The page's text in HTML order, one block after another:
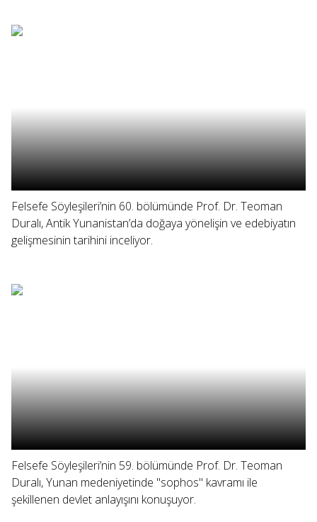
Felsefe Söyleşileri’nin 60. bölümünde Prof. Dr. Teoman
Duralı, Antik Yunanistan’da doğaya yönelişin ve edebiyatın
gelişmesinin tarihini inceliyor.
Felsefe Söyleşileri’nin 59. bölümünde Prof. Dr. Teoman
Duralı, Yunan medeniyetinde "sophos" kavramı ile
şekillenen devlet anlayışını konuşuyor.